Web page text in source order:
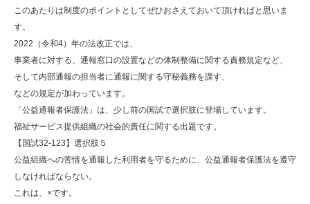
このあたりは制度のポイントとしてぜひおさえておいて頂ければと思いま
す。
2022（令和4）年の法改正では、
事業者に対する、通報窓口の設置などの体制整備に関する責務規定など、
そして内部通報の担当者に通報に関する守秘義務を課す、
などの規定が加わっています。
「公益通報者保護法」は、少し前の国試で選択肢に登場しています。
福祉サービス提供組織の社会的責任に関する出題です。
【国試32-123】選択肢５
公益組織への苦情を通報した利用者を守るために、公益通報者保護法を遵守
しなければならない。
これは、×です。